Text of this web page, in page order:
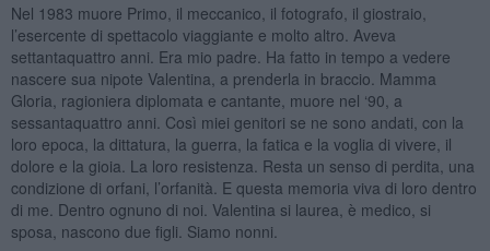
Nel 1983 muore Primo, il meccanico, il fotografo, il giostraio,
l’esercente di spettacolo viaggiante e molto altro. Aveva
settantaquattro anni. Era mio padre. Ha fatto in tempo a vedere
nascere sua nipote Valentina, a prenderla in braccio. Mamma
Gloria, ragioniera diplomata e cantante, muore nel ‘90, a
sessantaquattro anni. Così miei genitori se ne sono andati, con la
loro epoca, la dittatura, la guerra, la fatica e la voglia di vivere, il
dolore e la gioia. La loro resistenza. Resta un senso di perdita, una
condizione di orfani, l’orfanità. E questa memoria viva di loro dentro
di me. Dentro ognuno di noi. Valentina si laurea, è medico, si
sposa, nascono due figli. Siamo nonni.